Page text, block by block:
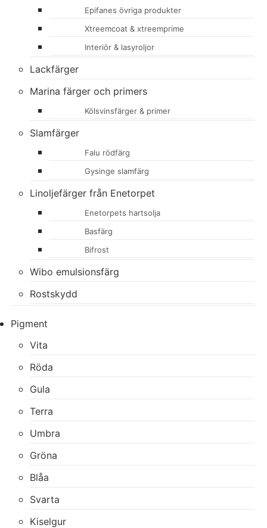
Epifanes övriga produkter
Xtreemcoat & xtreemprime
Interiör & lasyroljor
Lackfärger
Marina färger och primers
Kölsvinsfärger & primer
Slamfärger
Falu rödfärg
Gysinge slamfärg
Linoljefärger från Enetorpet
Enetorpets hartsolja
Basfärg
Bifrost
Wibo emulsionsfärg
Rostskydd
Pigment
Vita
Röda
Gula
Terra
Umbra
Gröna
Blåa
Svarta
Kiselgur